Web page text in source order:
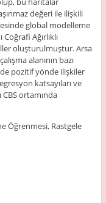
değeri ile ilişkili
global modelleme
Ağırlıklı
oluşturulmuştur. Arsa
alanının bazı
pozitif yönde ilişkiler
katsayıları ve
CBS ortamında
Öğrenmesi, Rastgele